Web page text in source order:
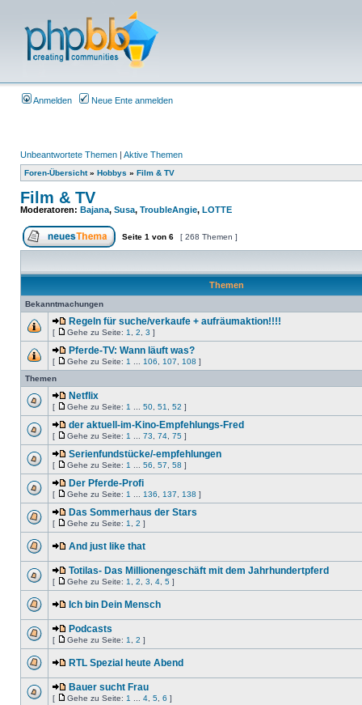
Anmelden Neue Ente anmelden
Unbeantwortete Themen | Aktive Themen
Foren-Übersicht» Hobbys » Film & TV
Film & TV
Moderatoren: Bajana, Susa, TroubleAngie, LOTTE
Seite 1 von 6 [ 268 Themen ]
Themen
Bekanntmachungen
Regeln für suche/verkaufe + aufräumaktion!!!!
[ Gehe zu Seite: 1 2 3 ]
Pferde-TV: Wann läuft was?
[ Gehe zu Seite: 1 106 107 108 ]
Themen
Netflix
[ Gehe zu Seite: 1 50 51 52 ]
der aktuell-im-Kino-Empfehlungs-Fred
[ Gehe zu Seite: 1 73 74 75 ]
Serienfundstücke/-empfehlungen
[ Gehe zu Seite: 1 56 57 58 ]
Der Pferde-Profi
[ Gehe zu Seite: 1 136 137 138 ]
Das Sommerhaus der Stars
[ Gehe zu Seite: 1 2 ]
And just like that
Totilas- Das Millionengeschäft mit dem Jahrhundertpferd
[ Gehe zu Seite: 1 2 3 4 5 ]
Ich bin Dein Mensch
Podcasts
[ Gehe zu Seite: 1 2 ]
RTL Spezial heute Abend
Bauer sucht Frau
[ Gehe zu Seite: 1 4 5 6 ]